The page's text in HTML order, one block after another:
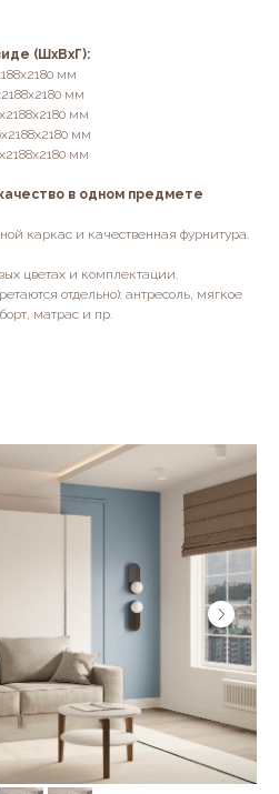
(ШхВхГ):
мм
мм
мм
мм
мм
в одном предмете
каркас и качественная фурнитура.
цветах и комплектации.
отдельно): антресоль, мягкое
матрас и пр.